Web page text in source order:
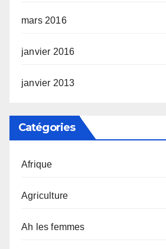
mars 2016
janvier 2016
janvier 2013
Catégories
Afrique
Agriculture
Ah les femmes